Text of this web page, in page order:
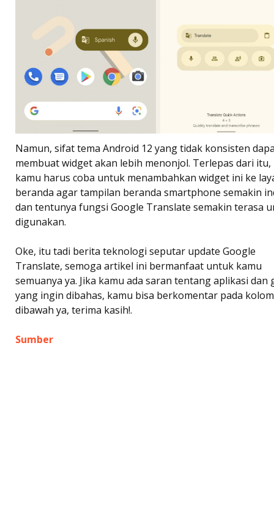
Namun, sifat tema Android 12 yang tidak konsisten
membuat widget akan lebih menonjol. Terlepas dari itu,
kamu harus coba untuk menambahkan widget ini ke
beranda agar tampilan beranda smartphone semakin
dan tentunya fungsi Google Translate semakin terasa
digunakan.
Oke, itu tadi berita teknologi seputar update Google
Translate, semoga artikel ini bermanfaat untuk kamu
semuanya ya. Jika kamu ada saran tentang aplikasi dan
yang ingin dibahas, kamu bisa berkomentar pada kolom
dibawah ya, terima kasih!.
Sumber